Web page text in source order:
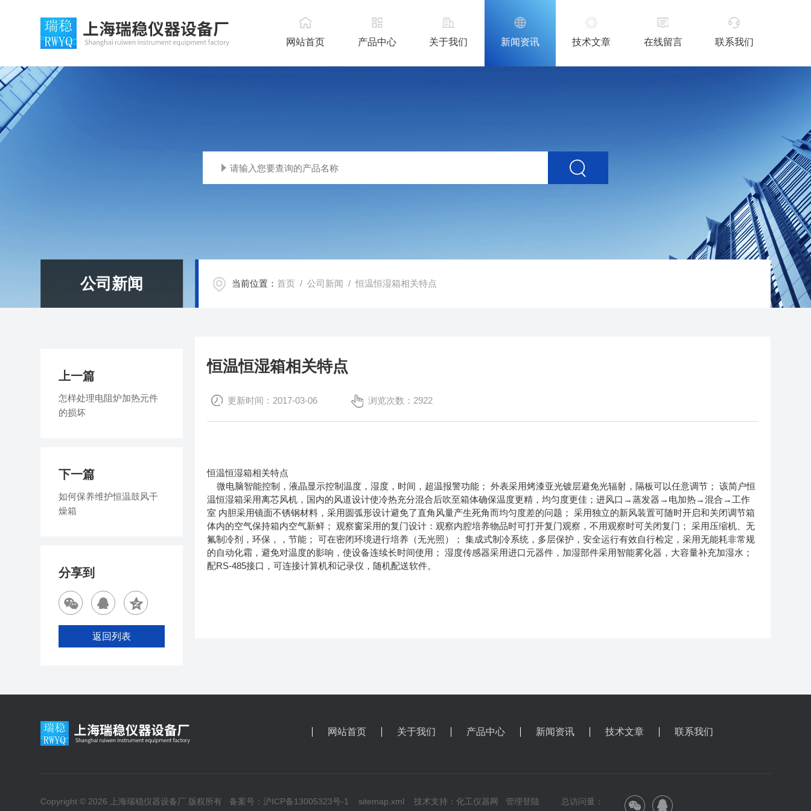
网站首页 产品中心 关于我们 新闻资讯 技术文章 在线留言 联系我们
公司新闻 当前位置：首页 /公司新闻 / 恒温恒湿箱相关特点
恒温恒湿箱相关特点
更新时间：2017-03-06 浏览次数：2922
恒温恒湿箱相关特点
微电脑智能控制，液晶显示控制温度，湿度，时间，超温报警功能； 外表采用烤漆亚光镀层避免光辐射，隔板可以任意调节； 该简户恒
温恒湿箱采用离芯风机，国内的风道设计使冷热充分混合后吹至箱体确保温度更精，均匀度更佳；进风口→蒸发器→电加热→混合→工作
室 内胆采用镜面不锈钢材料，采用圆弧形设计避免了直角风量产生死角而均匀度差的问题； 采用独立的新风装置可随时开启和关闭调节箱
体内的空气保持箱内空气新鲜； 观察窗采用的复门设计：观察内腔培养物品时可打开复门观察，不用观察时可关闭复门； 采用压缩机、无
氟制冷剂，环保，，节能； 可在密闭环境进行培养（无光照）； 集成式制冷系统，多层保护，安全运行有效自行检定，采用无能耗非常规
的自动化霜，避免对温度的影响，使设备连续长时间使用； 湿度传感器采用进口元器件，加湿部件采用智能雾化器，大容量补充加湿水；
配RS-485接口，可连接计算机和记录仪，随机配送软件。
上一篇
怎样处理电阻炉加热元件
的损坏
下一篇
如何保养维护恒温鼓风干
燥箱
分享到
返回列表
网站首页 关于我们 产品中心 新闻资讯 技术文章 联系我们
Copyright © 2026 上海瑞稳仪器设备厂 版权所有 备案号：沪ICP备13005323号-1 sitemap.xml 技术支持：化工仪器网 管理登陆 总访问量：